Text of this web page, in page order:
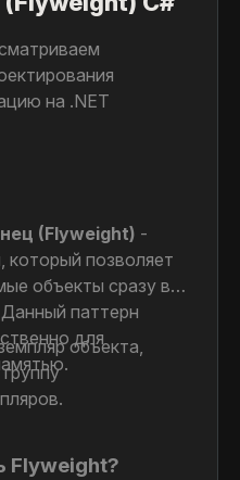
на .NET
(Flyweight) -
который позволяет
объекты сразу в
паттерн
для
объекта,
Flyweight?